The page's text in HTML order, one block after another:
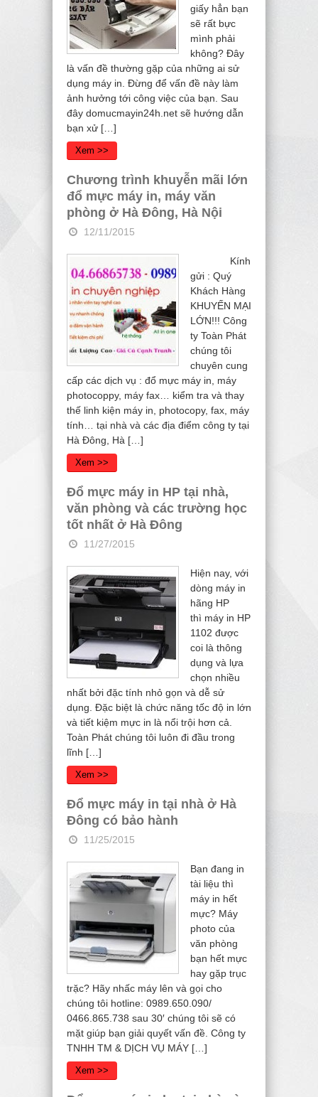
giấy hẳn bạn
sẽ rất bực
mình phải
không? Đây
là vấn đề thường gặp của những ai sử
dụng máy in. Đừng để vấn đề này làm
ảnh hưởng tới công việc của bạn. Sau
đây domucmayin24h.net sẽ hướng dẫn
bạn xử […]
Xem >>
Chương trình khuyễn mãi lớn
đổ mực máy in, máy văn
phòng ở Hà Đông, Hà Nội
12/11/2015
Kính
gửi : Quý
Khách Hàng
KHUYẾN MẠI
LỚN!!! Công
ty Toàn Phát
chúng tôi
chuyên cung
cấp các dịch vụ : đổ mực máy in, máy
photocoppy, máy fax… kiểm tra và thay
thế linh kiện máy in, photocopy, fax, máy
tính… tại nhà và các địa điểm công ty tại
Hà Đông, Hà […]
Xem >>
Đổ mực máy in HP tại nhà,
văn phòng và các trường học
tốt nhất ở Hà Đông
11/27/2015
Hiện nay, với
dòng máy in
hãng HP
thì máy in HP
1102 được
coi là thông
dụng và lựa
chọn nhiều
nhất bởi đặc tính nhỏ gọn và dễ sử
dụng. Đặc biệt là chức năng tốc độ in lớn
và tiết kiệm mực in là nổi trội hơn cả.
Toàn Phát chúng tôi luôn đi đầu trong
lĩnh […]
Xem >>
Đổ mực máy in tại nhà ở Hà
Đông có bảo hành
11/25/2015
Bạn đang in
tài liệu thì
máy in hết
mực? Máy
photo của
văn phòng
bạn hết mực
hay gặp trục
trặc? Hãy nhấc máy lên và gọi cho
chúng tôi hotline: 0989.650.090/
0466.865.738 sau 30′ chúng tôi sẽ có
mặt giúp bạn giải quyết vấn đề. Công ty
TNHH TM & DỊCH VỤ MÁY […]
Xem >>